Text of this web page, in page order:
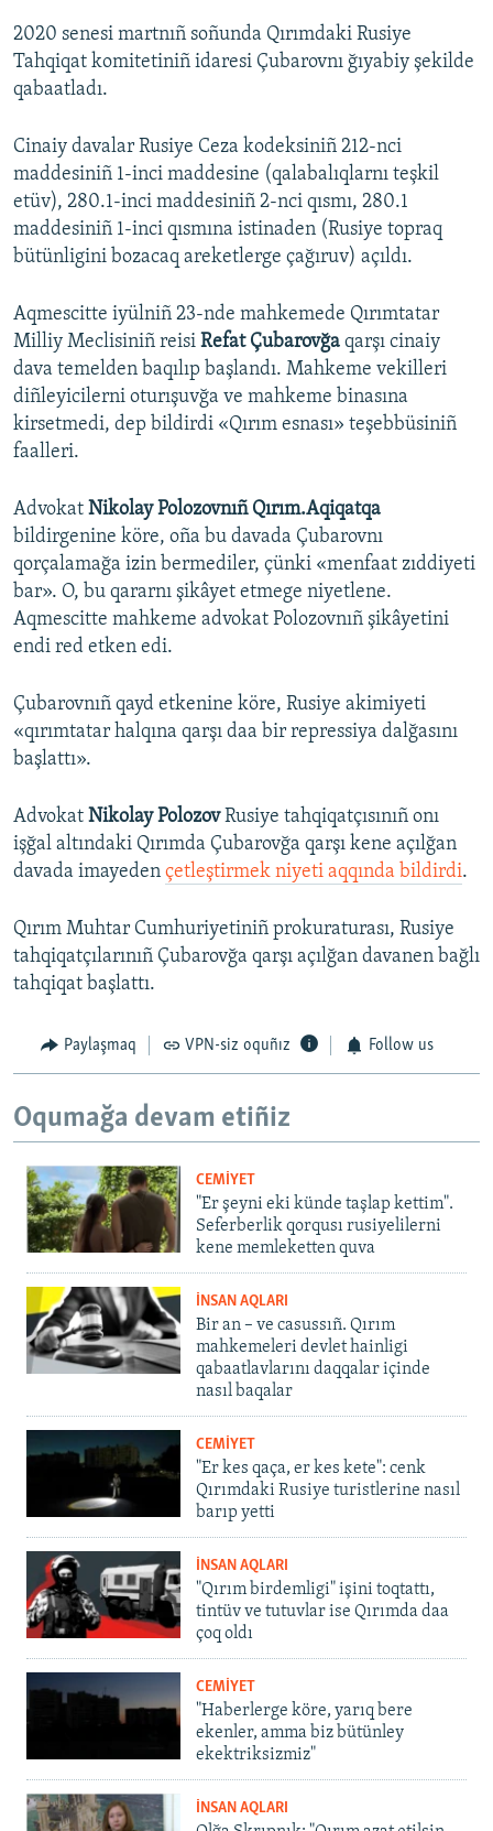
2020 senesi martnıñ soñunda Qırımdaki Rusiye
Tahqiqat komitetiniñ idaresi Çubarovnı ğıyabiy şekilde
qabaatladı.
Cinaiy davalar Rusiye Ceza kodeksiniñ 212-nci
maddesiniñ 1-inci maddesine (qalabalıqlarnı teşkil
etüv), 280.1-inci maddesiniñ 2-nci qısmı, 280.1
maddesiniñ 1-inci qısmına istinaden (Rusiye topraq
bütünligini bozacaq areketlerge çağıruv) açıldı.
Aqmescitte iyülniñ 23-nde mahkemede Qırımtatar
Milliy Meclisiniñ reisi Refat Çubarovğa qarşı cinaiy
dava temelden baqılıp başlandı. Mahkeme vekilleri
diñleyicilerni oturışuvğa ve mahkeme binasına
kirsetmedi, dep bildirdi «Qırım esnası» teşebbüsiniñ
faalleri.
Advokat Nikolay Polozovnıñ Qırım.Aqiqatqa
bildirgenine köre, oña bu davada Çubarovnı
qorçalamağa izin bermediler, çünki «menfaat zıddiyeti
bar». O, bu qararnı şikâyet etmege niyetlene.
Aqmescitte mahkeme advokat Polozovnıñ şikâyetini
endi red etken edi.
Çubarovnıñ qayd etkenine köre, Rusiye akimiyeti
«qırımtatar halqına qarşı daa bir repressiya dalğasını
başlattı».
Advokat Nikolay PolozovRusiye tahqiqatçısınıñ onı
işğal altındaki Qırımda Çubarovğa qarşı kene açılğan
davada imayeden çetleştirmek niyeti aqqında bildirdi.
Qırım Muhtar Cumhuriyetiniñ prokuraturası, Rusiye
tahqiqatçılarınıñ Çubarovğa qarşı açılğan davanen bağlı
tahqiqat başlattı.
Paylaşmaq VPN-siz oquñız Follow us
Oqumağa devam etiñiz
CEMİYET
"Er şeyni eki künde taşlap kettim".
Seferberlik qorqusı rusiyelilerni
kene memleketten quva
İNSAN AQLARI
Bir an – ve casussıñ. Qırım
mahkemeleri devlet hainligi
qabaatlavlarını daqqalar içinde
nasıl baqalar
CEMİYET
"Er kes qaça, er kes kete": cenk
Qırımdaki Rusiye turistlerine nasıl
barıp yetti
İNSAN AQLARI
"Qırım birdemligi" işini toqtattı,
tintüv ve tutuvlar ise Qırımda daa
çoq oldı
CEMİYET
"Haberlerge köre, yarıq bere
ekenler, amma biz bütünley
ekektriksizmiz"
İNSAN AQLARI